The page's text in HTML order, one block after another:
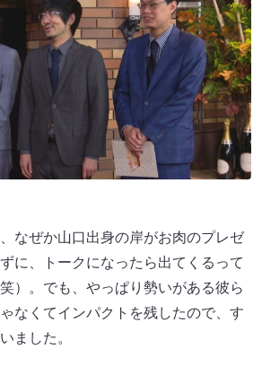
なぜか山口出身の岸がお肉のプレゼ
に、トークになったら出てくるって
）。でも、やっぱり勢いがある彼ら
なくてインパクトを残したので、す
ました。